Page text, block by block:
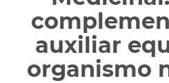
auxiliar
organismo